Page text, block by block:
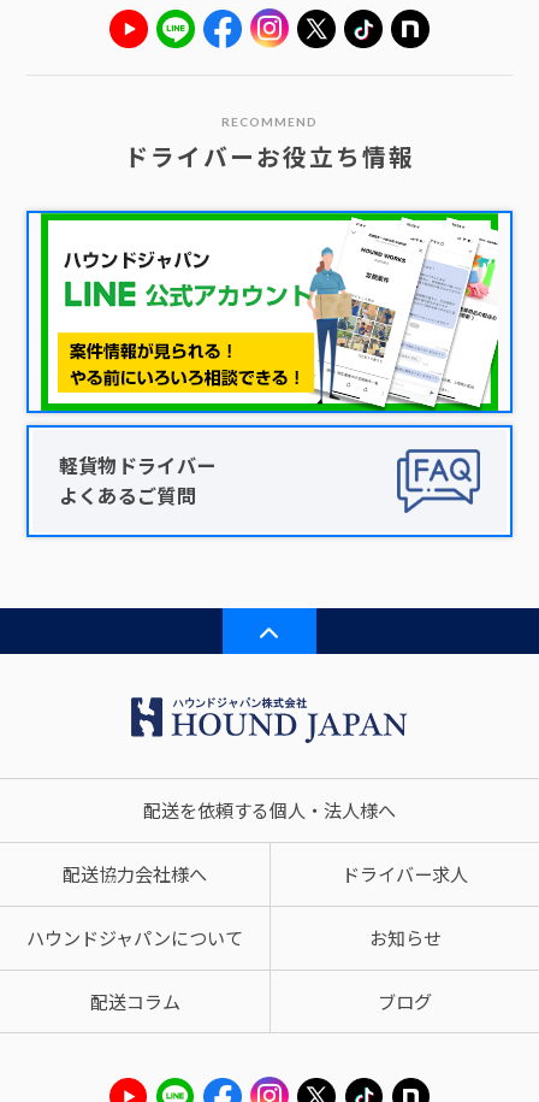
RECOMMEND
ドライバーお役立ち情報
軽貨物ドライバー
よくあるご質問
配送を依頼する個人・法人様へ
配送協力会社様へ ドライバー求人
ハウンドジャパンについて お知らせ
配送コラム ブログ